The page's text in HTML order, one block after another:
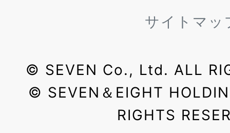
サイトマッ
© SEVEN Co., Ltd. ALL
© SEVEN＆EIGHT
RIGHTS